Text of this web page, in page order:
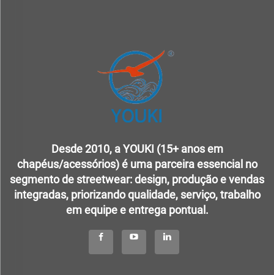
Desde 2010, a YOUKI (15+ anos em
chapéus/acessórios) é uma parceira essencial no
segmento de streetwear: design, produção e vendas
integradas, priorizando qualidade, serviço, trabalho
em equipe e entrega pontual.